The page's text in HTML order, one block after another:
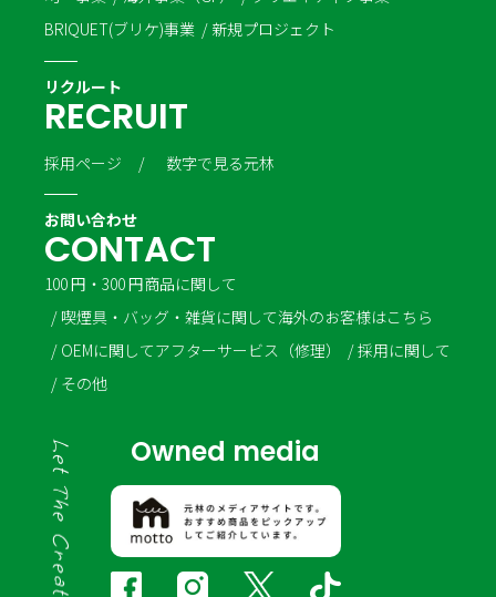
BRIQUET(ブリケ)事業
新規プロジェクト
リクルート
RECRUIT
採用ページ 数字で見る元林
お問い合わせ
CONTACT
100 円・300 円商品に関して
喫煙具・バッグ・雑貨に関して海外のお客様はこちら
OEMに関してアフターサービス（修理）
採用に関して
その他
Owned media